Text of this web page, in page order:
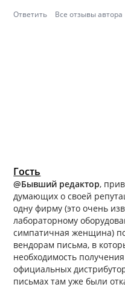
Ответить Все отзывы автора
Гость
@Бывший редактор,
думающих о своей
одну фирму (это очень
лабораторному
симпатичная женщина)
вендорам письма, в
необходимость
официальных
письмах там уже были